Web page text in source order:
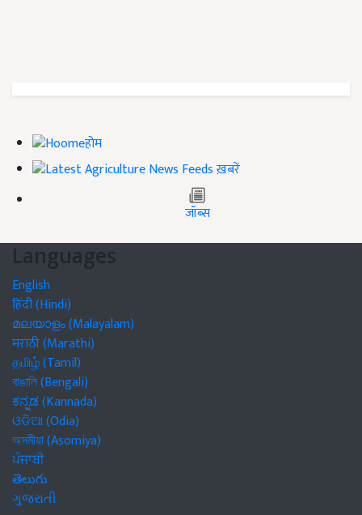
होम
ख़बरें
जॉब्स
Languages
English
हिंदी (Hindi)
മലയാളം (Malayalam)
मराठी (Marathi)
தமிழ் (Tamil)
বাঙালি (Bengali)
ಕನ್ನಡ (Kannada)
ଓଡିଆ (Odia)
অসমীয়া (Asomiya)
ਪੰਜਾਬੀ
తెలుగు
ગુજરાતી